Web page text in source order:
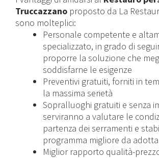
Truccazzano proposto da La
sono molteplici:
Personale competente e
specializzato, in grado di
proporre la soluzione che
soddisfarne le esigenze
Preventivi gratuiti, forniti in
la massima serietà
Sopralluoghi gratuiti e senza
serviranno a valutare le
partenza dei serramenti e
programma migliore da
Miglior rapporto qualità-